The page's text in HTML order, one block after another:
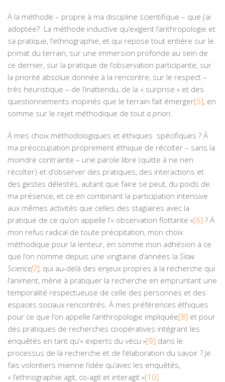
À la méthode – propre à ma discipline scientifique – que j’ai
adoptée? La méthode inductive qu’exigent l’anthropologie et
sa pratique, l’ethnographie, et qui repose tout entière sur le
primat du terrain, sur une immersion profonde au sein de
ce dernier, sur la pratique de l’observation participante, sur
la priorité absolue donnée à la rencontre, sur le respect –
très heuristique – de l’inattendu, de la « surprise » et des
questionnements inopinés que le terrain fait émerger[5], en
somme sur le rejet méthodique de tout a priori.
À mes choix méthodologiques et éthiques spécifiques ? À
ma préoccupation proprement éthique de récolter – sans la
moindre contrainte – une parole libre (quitte à ne rien
récolter) et d’observer des pratiques, des interactions et
des gestes délestés, autant que faire se peut, du poids de
ma présence, et ce en combinant la participation intensive
aux mêmes activités que celles des stagiaires avec la
pratique de ce qu’on appelle l’« observation flottante »[6] ? À
mon refus radical de toute précipitation, mon choix
méthodique pour la lenteur, en somme mon adhésion à ce
que l’on nomme depuis une vingtaine d’années la Slow
Science[7], qui au-delà des enjeux propres à la recherche qui
l’animent, mène à pratiquer la recherche en empruntant une
temporalité respectueuse de celle des personnes et des
espaces sociaux rencontrés. À mes préférences éthiques
pour ce que l’on appelle l’anthropologie impliquée[8] et pour
des pratiques de recherches coopératives intégrant les
enquêtés en tant qu’« experts du vécu »[9] dans le
processus de la recherche et de l’élaboration du savoir ? Je
fais volontiers mienne l’idée qu’avec les enquêtés,
« l’ethnographie agit, co-agit et interagit »[10]